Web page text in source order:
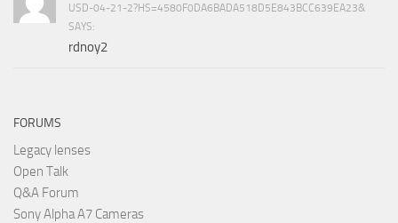
USD-04-21-2?HS=4580F0DA6BADA518D5E843BCC639EA23&
SAYS:
rdnoy2
FORUMS
Legacy lenses
Open Talk
Q&A Forum
Sony Alpha A7 Cameras